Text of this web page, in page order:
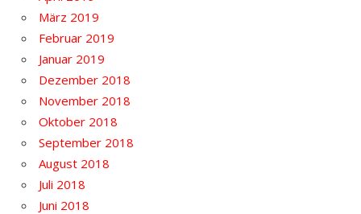
März 2019
Februar 2019
Januar 2019
Dezember 2018
November 2018
Oktober 2018
September 2018
August 2018
Juli 2018
Juni 2018